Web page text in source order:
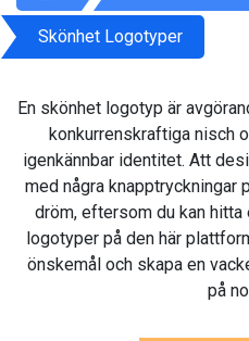
Skönhet Logotyper
En skönhet logotyp är
konkurrenskraftiga nisch
igenkännbar identitet. Att
med några knapptryckningar
dröm, eftersom du kan
logotyper på den här
önskemål och skapa en
på